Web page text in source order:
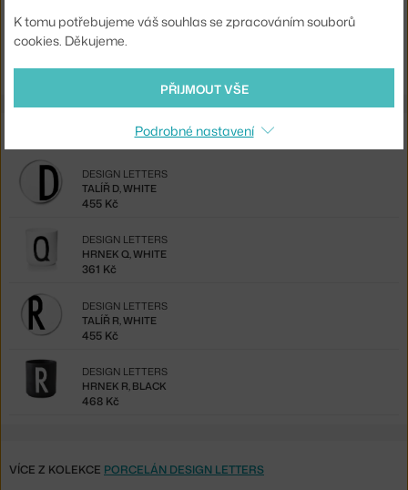
DESIGN LETTERS
437 Kč
TALÍŘ D, WHITE
DESIGN LETTERS
455 Kč
HRNEK Q, WHITE
DESIGN LETTERS
361 Kč
TALÍŘ R, WHITE
DESIGN LETTERS
455 Kč
HRNEK R, BLACK
DESIGN LETTERS
468 Kč
VÍCE Z KOLEKCE PORCELÁN DESIGN LETTERS
K tomu potřebujeme váš souhlas se zpracováním souborů
cookies. Děkujeme.
PŘIJMOUT VŠE
Podrobné nastavení